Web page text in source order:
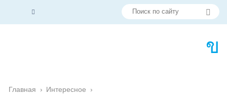
Главная › Интересное ›